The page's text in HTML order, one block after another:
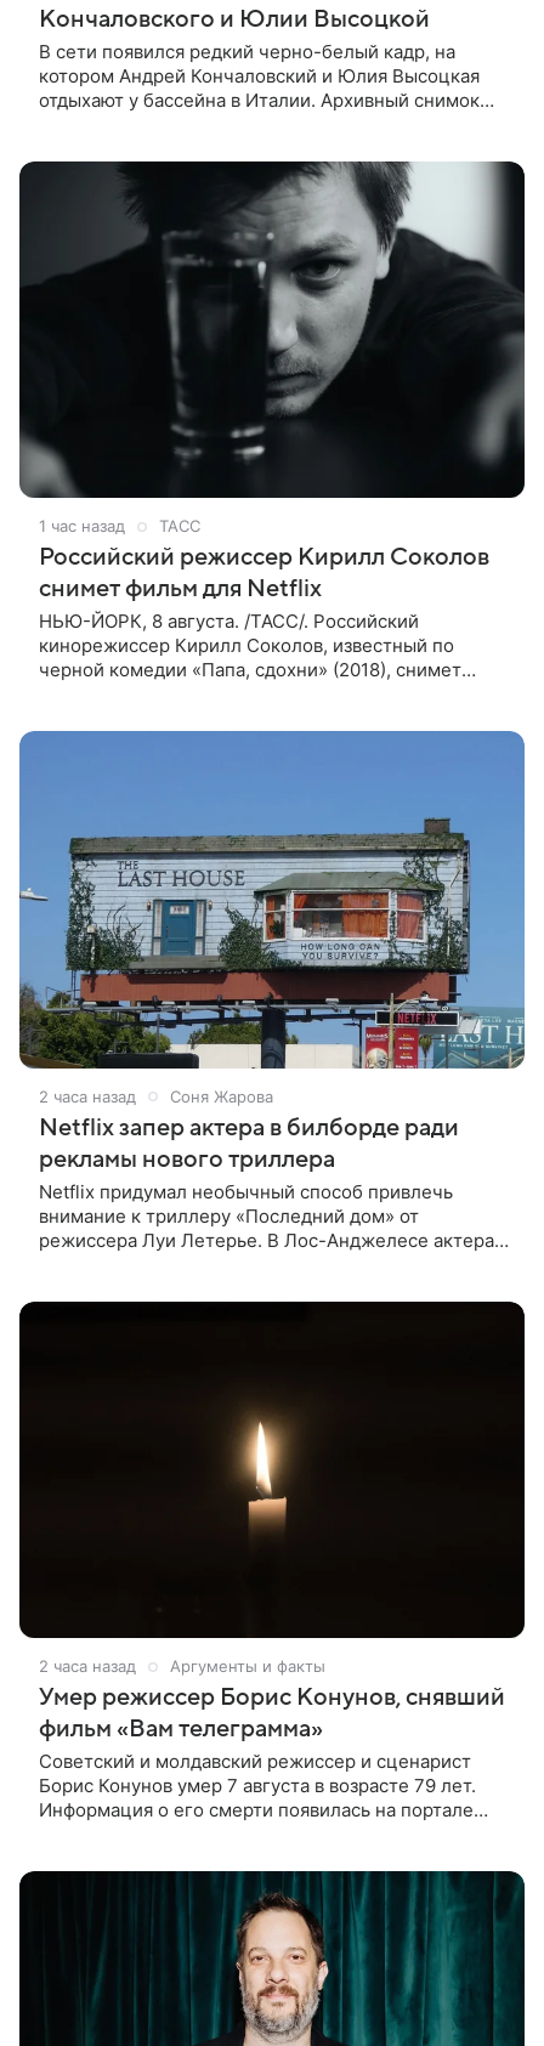
Кончаловского и Юлии Высоцкой
В сети появился редкий черно-белый кадр, на
котором Андрей Кончаловский и Юлия Высоцкая
отдыхают у бассейна в Италии. Архивный снимок
1 час назад ТАСС
Российский режиссер Кирилл Соколов
снимет фильм для Netflix
НЬЮ-ЙОРК, 8 августа. /ТАСС/. Российский
кинорежиссер Кирилл Соколов, известный по
черной комедии «Папа, сдохни» (2018), снимет
2 часа назад Соня Жарова
Netflix запер актера в билборде ради
рекламы нового триллера
Netflix придумал необычный способ привлечь
внимание к триллеру «Последний дом» от
режиссера Луи Летерье. В Лос-Анджелесе актера
2 часа назад Аргументы и факты
Умер режиссер Борис Конунов, снявший
фильм «Вам телеграмма»
Советский и молдавский режиссер и сценарист
Борис Конунов умер 7 августа в возрасте 79 лет.
Информация о его смерти появилась на портале